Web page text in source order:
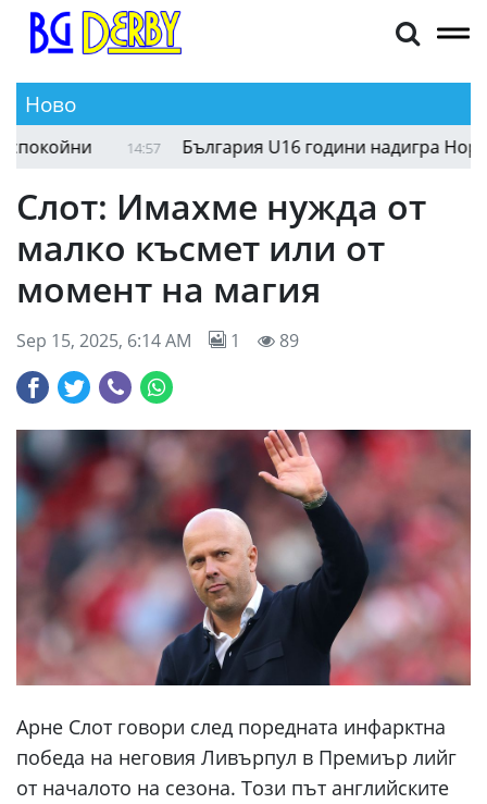
Ново
15:07 Киву: Интер е недовършен пъзел, но сме
Слот: Имахме нужда от
малко късмет или от
момент на магия
Sep 15, 2025, 6:14 AM 1 89
Арне Слот говори след поредната инфарктна
победа на неговия Ливърпул в Премиър лийг
от началото на сезона. Този път английските